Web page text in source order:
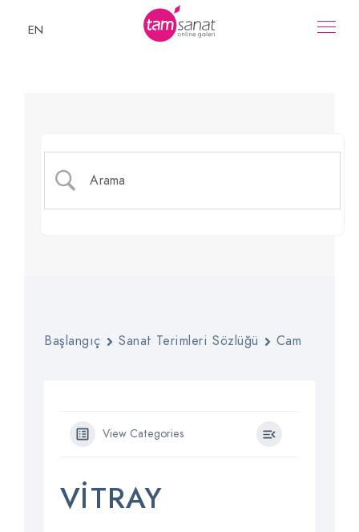
Vitray
Başlangıç Sanat Terimleri Sözlüğü Cam
View Categories
VITRAY
EN